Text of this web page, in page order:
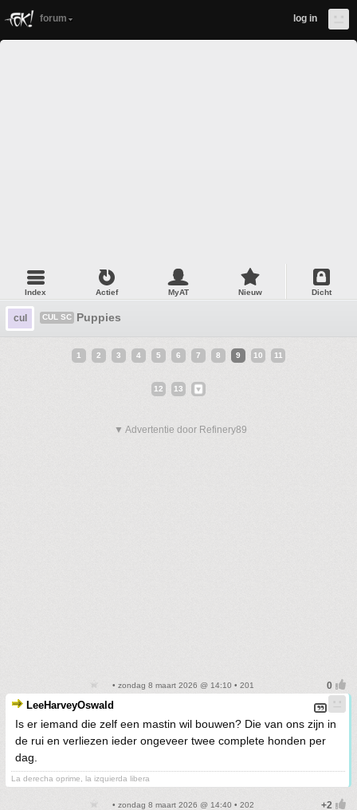
forum log in
Index Actief MyAT Nieuw Dicht
cul CUL SC Puppies
1 2 3 4 5 6 7 8 9 10 11
12 13
▼ Advertentie door Refinery89
• zondag 8 maart 2026 @ 14:10 • 201
LeeHarveyOswald
Is er iemand die zelf een mastin wil bouwen? Die van ons zijn in
de rui en verliezen ieder ongeveer twee complete honden per
dag.
La derecha oprime, la izquierda libera
• zondag 8 maart 2026 @ 14:40 • 202